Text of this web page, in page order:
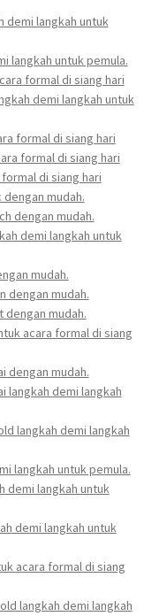
demi langkah untuk
langkah untuk pemula.
formal di siang hari
demi langkah untuk
formal di siang hari
formal di siang hari
di siang hari
mudah.
dengan mudah.
demi langkah untuk
mudah.
dengan mudah.
dengan mudah.
acara formal di siang
dengan mudah.
langkah demi langkah
langkah demi langkah
langkah untuk pemula.
demi langkah untuk
demi langkah untuk
acara formal di siang
langkah demi langkah